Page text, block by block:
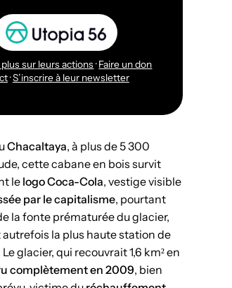
plus sur leurs actions ·Faire un don
·S’inscrire à leur newsletter
Chacaltaya, à plus de 5 300
cette cabane en bois survit
le logo Coca-Cola, vestige visible
par le capitalisme, pourtant
la fonte prématurée du glacier,
la plus haute station de
glacier, qui recouvrait 1,6 km² en
complètement en 2009, bien